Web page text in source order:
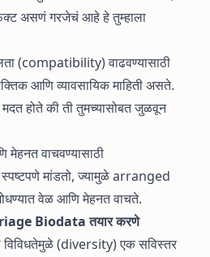
असणं गरजेचं आहे हे तुम्हाला
(compatibility) वाढवण्यासाठी
आणि व्यावसायिक माहिती असते.
होते की ती तुमच्यासोबत जुळवून
मेहनत वाचवण्यासाठी
स्पष्टपणे मांडतो, ज्यामुळे arranged
वेळ आणि मेहनत वाचते.
Biodata तयार करणे
विविधतेमुळे (diversity) एक सविस्तर